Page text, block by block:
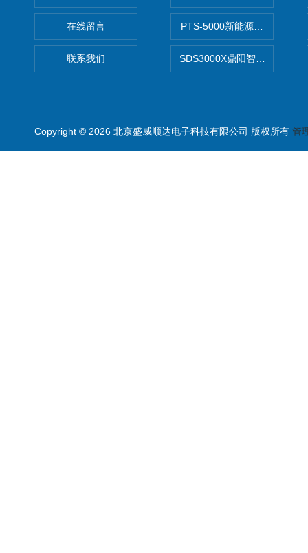
在线留言
联系我们
PTS-5000新能源开发设计及
SDS3000X鼎阳智能示波器
Copyright © 2026 北京盛威顺达电子科技有限公司 版权所有 管